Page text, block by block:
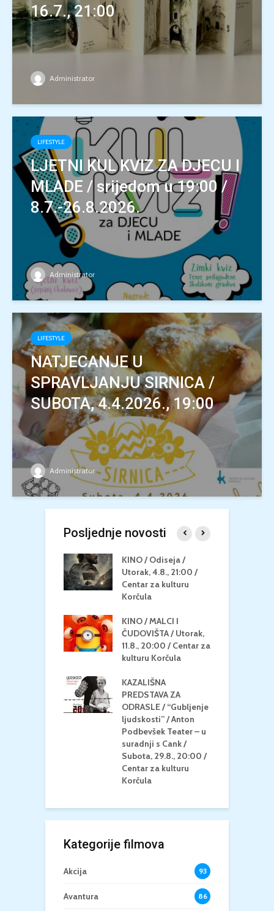
16.7., 21:00
Administrator
LIFESTYLE
LJETNI KUL KVIZ ZA DJECU I
MLADE / srijedom u 19:00 /
8.7.-26.8.2026.
Administrator
LIFESTYLE
NATJECANJE U
SPRAVLJANJU SIRNICA /
SUBOTA, 4.4.2026., 19:00
Administrator
Posljednje novosti
KINO / Odiseja /
Utorak, 4.8., 21:00 /
Centar za kulturu
Korčula
KINO / MALCI I
ČUDOVIŠTA / Utorak,
11.8., 20:00 / Centar za
kulturu Korčula
KAZALIŠNA
PREDSTAVA ZA
ODRASLE / “Gubljenje
ljudskosti” / Anton
Podbevšek Teater – u
suradnji s Cank /
Subota, 29.8., 20:00 /
Centar za kulturu
Korčula
Kategorije filmova
Akcija 93
Avantura 86